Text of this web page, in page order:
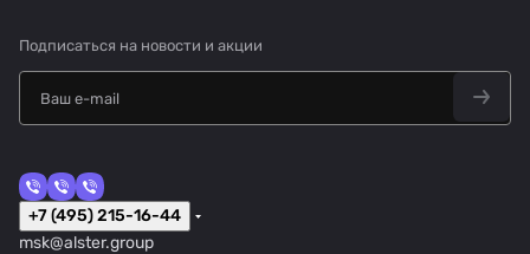
Подписаться на новости и акции
+7 (495) 215-16-44
msk@alster.group